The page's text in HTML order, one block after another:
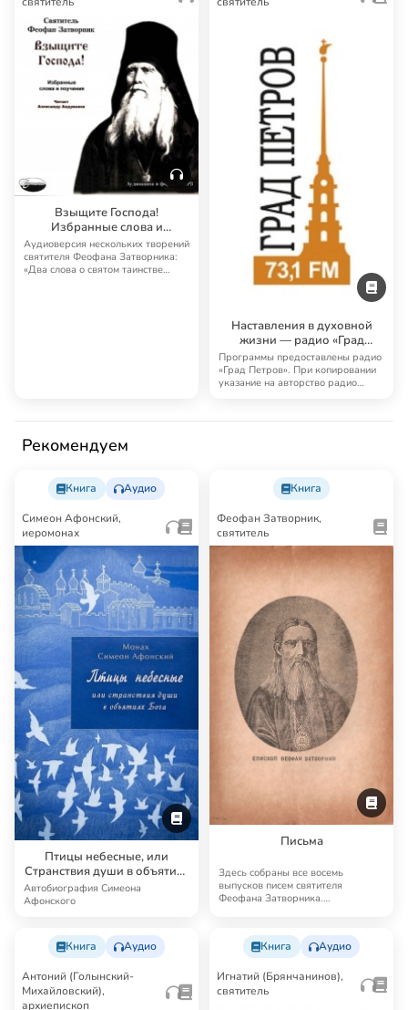
Взыщите Господа!
Избранные слова и
поучения
Аудиоверсия нескольких творений
святителя Феофана Затворника:
«Два слова о святом таинстве
Наставления в духовной
жизни — радио «Град
Петров»
Программы предоставлены радио
«Град Петров». При копировании
указание на авторство радио
Рекомендуем
Книга Аудио
Симеон Афонский,
иеромонах
Птицы небесные, или
Странствия души в объятиях
Бога
Автобиография Симеона
Афонского
Книга
Феофан Затворник,
святитель
Письма
Здесь собраны все восемь
выпусков писем святителя
Феофана Затворника.
Книга Аудио
Антоний (Голынский-
Михайловский),
архиепископ
Книга Аудио
Игнатий (Брянчанинов),
святитель